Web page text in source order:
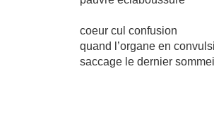
coeur cul confusion
quand l’organe en
saccage le dernier